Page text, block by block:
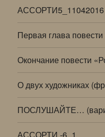
АССОРТИ5_11042016
Первая глава
Окончание повести
О двух художниках
ПОСЛУШАЙТЕ…